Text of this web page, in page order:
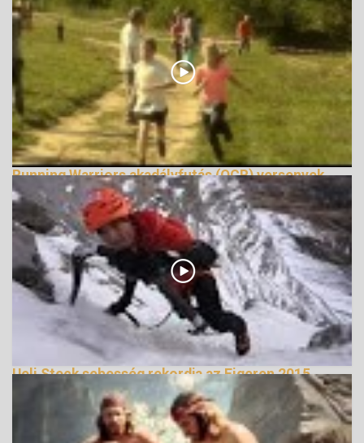
Running Warriors akadályfutás (OCR) versenyek
144282 Nézetek
Ueli Steck sebesség rekordja az Eigeren 2015
148790 Nézetek